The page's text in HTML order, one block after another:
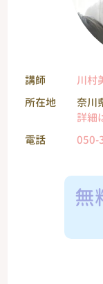
講師
川村
所在地
奈川
詳細
電話
050-
無